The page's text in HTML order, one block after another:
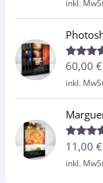
von 5
inkl.
Bewertet
mit
von 5
60,00€
inkl.
Bewertet
mit
von 5
11,00€
inkl.